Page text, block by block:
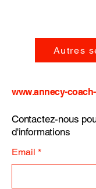
Autres
www.annecy-
Contactez-nous
d'informations
Email *